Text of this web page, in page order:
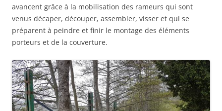
avancent grâce à la mobilisation des rameurs qui sont
venus décaper, découper, assembler, visser et qui se
préparent à peindre et finir le montage des éléments
porteurs et de la couverture.